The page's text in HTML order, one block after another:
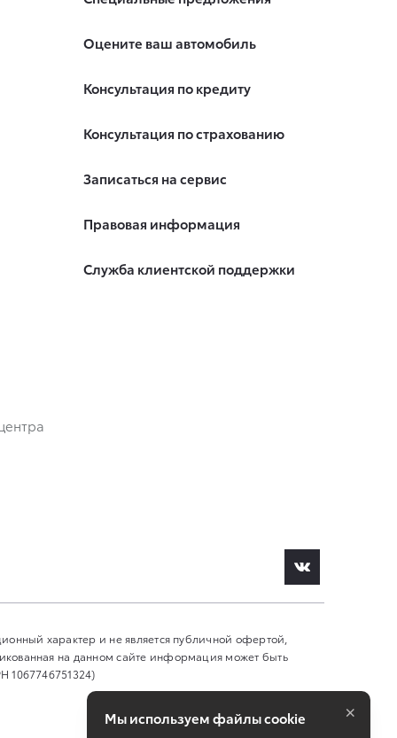
Оцените ваш автомобиль
Консультация по кредиту
Консультация по страхованию
Записаться на сервис
Правовая информация
Служба клиентской поддержки
характер и не является публичной офертой,
на данном сайте информация может быть
1067746751324)
Мы используем файлы cookie ×